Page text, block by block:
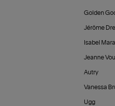
Golden
Jérôme
Isabel
Jeanne
Autry
Vanessa
Ugg